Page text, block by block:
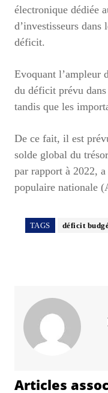
électronique dédiée
d’investisseurs
déficit.
Evoquant l’ampleur
du déficit prévu
tandis que les
De ce fait, il est
solde global du
par rapport à 2022,
populaire nationale
TAGS déficit
Articles